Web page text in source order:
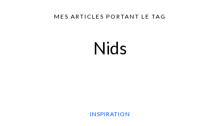
MES ARTICLES PORTANT LE TAG
Nids
INSPIRATION